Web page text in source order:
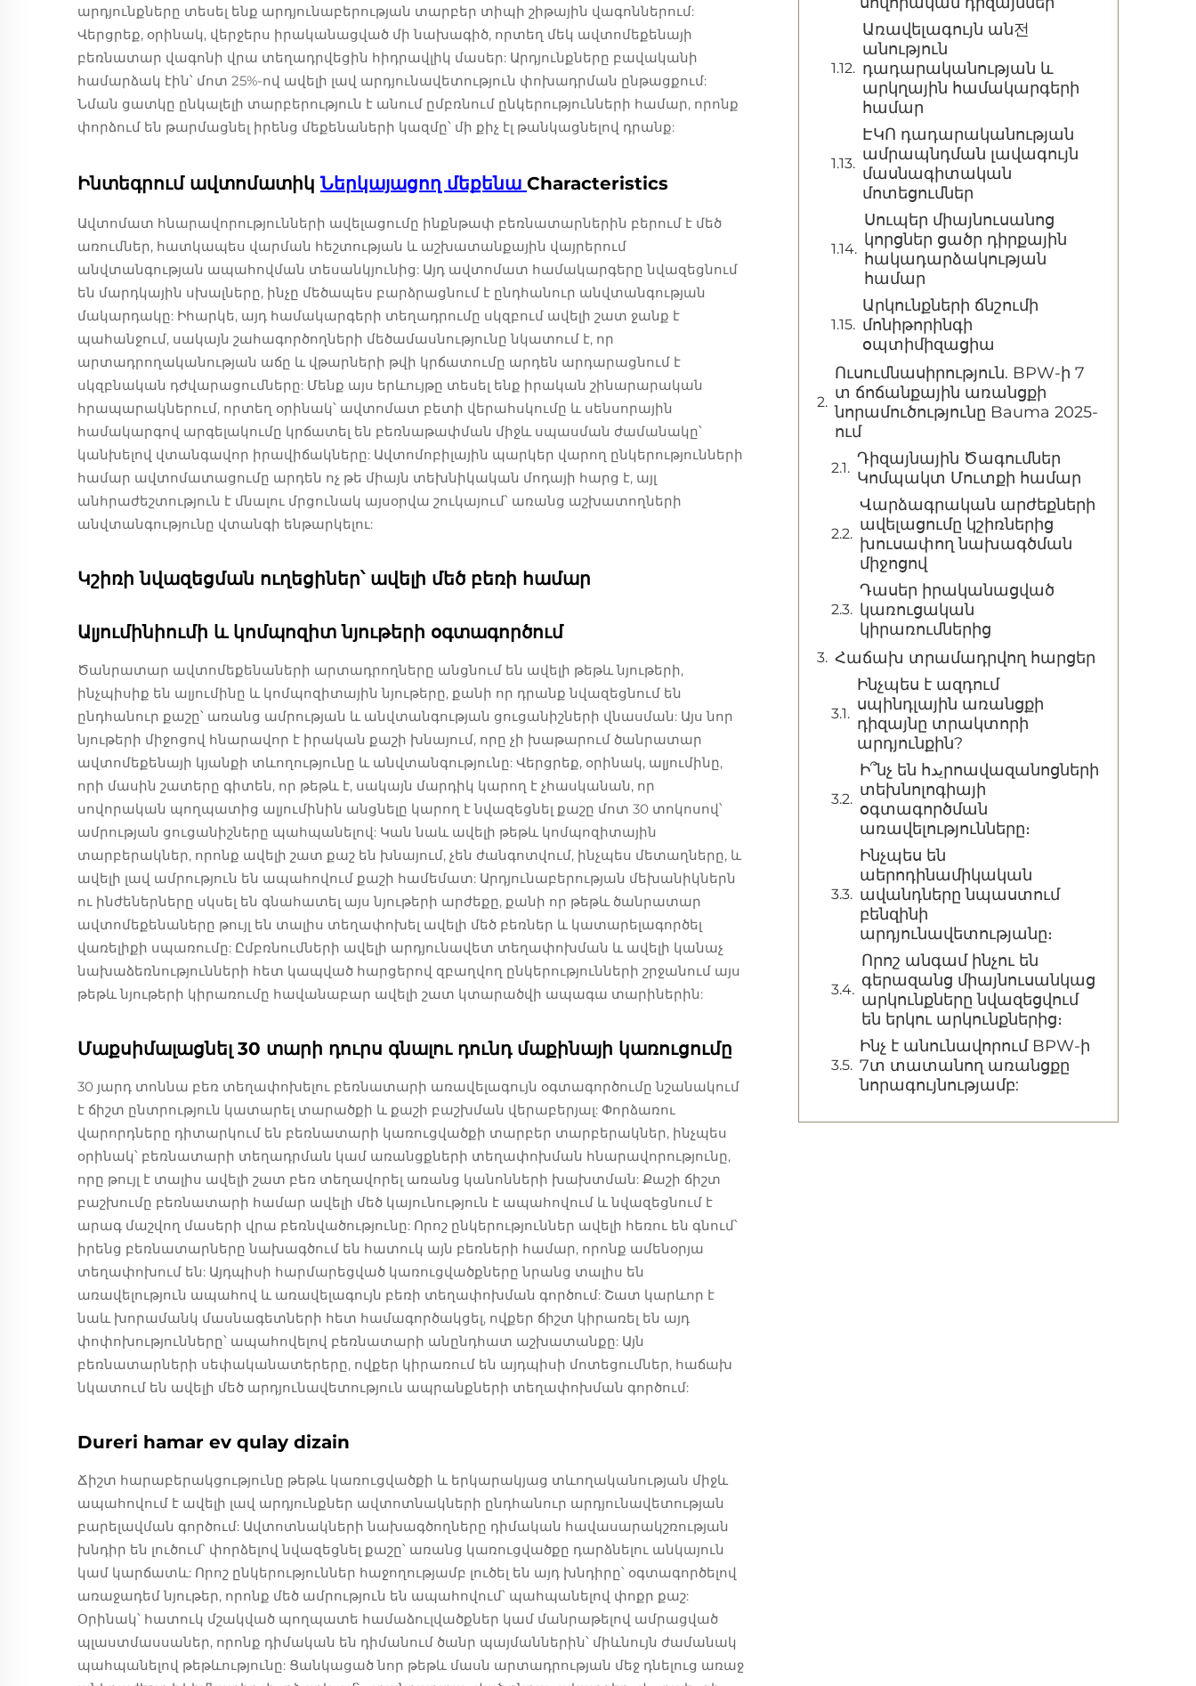
արդյունքները տեսել ենք արդյունաբերության տարբեր տիպի շիթային վագոններում:
Վերցրեք, օրինակ, վերջերս իրականացված մի նախագիծ, որտեղ մեկ ավտոմեքենայի
բեռնատար վագոնի վրա տեղադրվեցին հիդրավլիկ մասեր: Արդյունքները բավականի
համարձակ էին՝ մոտ 25%-ով ավելի լավ արդյունավետություն փոխադրման ընթացքում:
Նման ցատկը ընկալելի տարբերություն է անում ըմբռնում ընկերությունների համար, որոնք
փորձում են թարմացնել իրենց մեքենաների կազմը՝ մի քիչ էլ թանկացնելով դրանք:
Ինտեգրում ավտոմատիկ Ներկայացող մեքենա Characteristics
Ավտոմատ հնարավորությունների ավելացումը ինքնթափ բեռնատարներին բերում է մեծ
առումներ, հատկապես վարման հեշտության և աշխատանքային վայրերում
անվտանգության ապահովման տեսանկյունից: Այդ ավտոմատ համակարգերը նվազեցնում
են մարդկային սխալները, ինչը մեծապես բարձրացնում է ընդհանուր անվտանգության
մակարդակը: Իհարկե, այդ համակարգերի տեղադրումը սկզբում ավելի շատ ջանք է
պահանջում, սակայն շահագործողների մեծամասնությունը նկատում է, որ
արտադրողականության աճը և վթարների թվի կրճատումը արդեն արդարացնում է
սկզբնական դժվարացումները: Մենք այս երևույթը տեսել ենք իրական շինարարական
հրապարակներում, որտեղ օրինակ՝ ավտոմատ բետի վերահսկումը և սենսորային
համակարգով արգելակումը կրճատել են բեռնաթափման միջև սպասման ժամանակը՝
կանխելով վտանգավոր իրավիճակները: Ավտոմոբիլային պարկեր վարող ընկերությունների
համար ավտոմատացումը արդեն ոչ թե միայն տեխնիկական մոդայի հարց է, այլ
անհրաժեշտություն է մնալու մրցունակ այսօրվա շուկայում՝ առանց աշխատողների
անվտանգությունը վտանգի ենթարկելու:
Կշիռի նվազեցման ուղեցիներ՝ ավելի մեծ բեռի համար
Ալյումինիումի և կոմպոզիտ նյութերի օգտագործում
Ծանրատար ավտոմեքենաների արտադրողները անցնում են ավելի թեթև նյութերի,
ինչպիսիք են ալյումինը և կոմպոզիտային նյութերը, քանի որ դրանք նվազեցնում են
ընդհանուր քաշը՝ առանց ամրության և անվտանգության ցուցանիշների վնասման: Այս նոր
նյութերի միջոցով հնարավոր է իրական քաշի խնայում, որը չի խաթարում ծանրատար
ավտոմեքենայի կյանքի տևողությունը և անվտանգությունը: Վերցրեք, օրինակ, ալյումինը,
որի մասին շատերը գիտեն, որ թեթև է, սակայն մարդիկ կարող է չհասկանան, որ
սովորական պողպատից ալյումինին անցնելը կարող է նվազեցնել քաշը մոտ 30 տոկոսով՝
ամրության ցուցանիշները պահպանելով: Կան նաև ավելի թեթև կոմպոզիտային
տարբերակներ, որոնք ավելի շատ քաշ են խնայում, չեն ժանգոտվում, ինչպես մետաղները, և
ավելի լավ ամրություն են ապահովում քաշի համեմատ: Արդյունաբերության մեխանիկներն
ու ինժեներները սկսել են գնահատել այս նյութերի արժեքը, քանի որ թեթև ծանրատար
ավտոմեքենաները թույլ են տալիս տեղափոխել ավելի մեծ բեռներ և կատարելագործել
վառելիքի սպառումը: Ըմբռնումների ավելի արդյունավետ տեղափոխման և ավելի կանաչ
նախաձեռնությունների հետ կապված հարցերով զբաղվող ընկերությունների շրջանում այս
թեթև նյութերի կիրառումը հավանաբար ավելի շատ կտարածվի ապագա տարիներին:
Մաքսիմալացնել 30 տարի դուրս գնալու դունդ մաքինայի կառուցումը
30 յարդ տոննա բեռ տեղափոխելու բեռնատարի առավելագույն օգտագործումը նշանակում
է ճիշտ ընտրություն կատարել տարածքի և քաշի բաշխման վերաբերյալ: Փորձառու
վարորդները դիտարկում են բեռնատարի կառուցվածքի տարբեր տարբերակներ, ինչպես
օրինակ՝ բեռնատարի տեղադրման կամ առանցքների տեղափոխման հնարավորությունը,
որը թույլ է տալիս ավելի շատ բեռ տեղավորել առանց կանոնների խախտման: Քաշի ճիշտ
բաշխումը բեռնատարի համար ավելի մեծ կայունություն է ապահովում և նվազեցնում է
արագ մաշվող մասերի վրա բեռնվածությունը: Որոշ ընկերություններ ավելի հեռու են գնում՝
իրենց բեռնատարները նախագծում են հատուկ այն բեռների համար, որոնք ամենօրյա
տեղափոխում են: Այդպիսի հարմարեցված կառուցվածքները նրանց տալիս են
առավելություն ապահով և առավելագույն բեռի տեղափոխման գործում: Շատ կարևոր է
նաև խորամանկ մասնագետների հետ համագործակցել, ովքեր ճիշտ կիրառել են այդ
փոփոխությունները՝ ապահովելով բեռնատարի անընդհատ աշխատանքը: Այն
բեռնատարների սեփականատերերը, ովքեր կիրառում են այդպիսի մոտեցումներ, հաճախ
նկատում են ավելի մեծ արդյունավետություն ապրանքների տեղափոխման գործում:
Dureri hamar ev qulay dizain
Ճիշտ հարաբերակցությունը թեթև կառուցվածքի և երկարակյաց տևողականության միջև
ապահովում է ավելի լավ արդյունքներ ավտոտնակների ընդհանուր արդյունավետության
բարելավման գործում: Ավտոտնակների նախագծողները դիմական հավասարակշռության
խնդիր են լուծում՝ փորձելով նվազեցնել քաշը՝ առանց կառուցվածքը դարձնելու անկայուն
կամ կարճատև: Որոշ ընկերություններ հաջողությամբ լուծել են այդ խնդիրը՝ օգտագործելով
առաջադեմ նյութեր, որոնք մեծ ամրություն են ապահովում՝ պահպանելով փոքր քաշ:
Օրինակ՝ հատուկ մշակված պողպատե համաձուլվածքներ կամ մանրաթելով ամրացված
պլաստմասսաներ, որոնք դիմական են դիմանում ծանր պայմաններին՝ միևնույն ժամանակ
պահպանելով թեթևությունը: Ցանկացած նոր թեթև մասն արտադրության մեջ դնելուց առաջ
Առավելագույն ան전
անություն
դադարականության և
արկղային համակարգերի
համար
ԷԿՈ դադարականության
ամրապնդման լավագույն
մասնագիտական
մոտեցումներ
Սուպեր միայնուսանոց
կորցներ ցածր դիրքային
հակադարձակության
համար
Արկունքների ճնշումի
մոնիթորինգի
օպտիմիզացիա
Ուսումնասիրություն. BPW-ի 7
տ ճոճանքային առանցքի
նորամուծությունը Bauma 2025-
ում
Դիզայնային Ծագումներ
Կոմպակտ Մուտքի համար
Վարձագրական արժեքների
ավելացումը կշիռներից
խուսափող նախագծման
միջոցով
Դասեր իրականացված
կառուցական
կիրառումներից
Հաճախ տրամադրվող հարցեր
Ինչպես է ազդում
սպինդլային առանցքի
դիզայնը տրակտորի
արդյունքին?
Ի՞նչ են հیدրոավազանոցների
տեխնոլոգիայի
օգտագործման
առավելությունները։
Ինչպես են
աերոդինամիկական
ավանդները նպաստում
բենզինի
արդյունավետությանը։
Որոշ անգամ ինչու են
գերազանց միայնուսանկաց
արկունքները նվազեցվում
են երկու արկունքներից։
Ինչ է անունավորում BPW-ի
7տ տատանող առանցքը
նորագույնությամբ: